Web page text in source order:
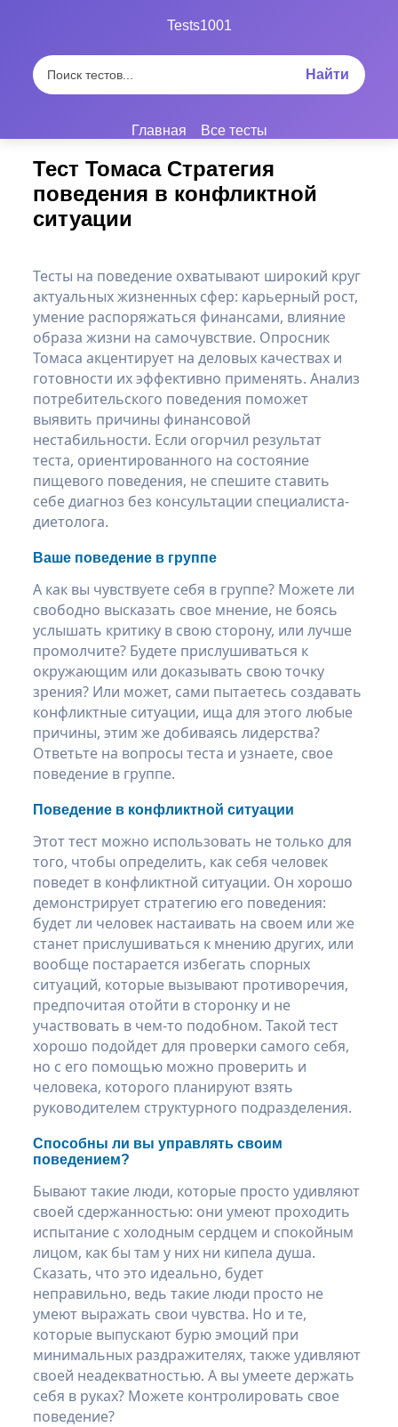
Tests1001
Найти
Главная Все тесты
Тест Томаса Стратегия
поведения в конфликтной
ситуации
Тесты на поведение охватывают широкий круг
актуальных жизненных сфер: карьерный рост,
умение распоряжаться финансами, влияние
образа жизни на самочувствие. Опросник
Томаса акцентирует на деловых качествах и
готовности их эффективно применять. Анализ
потребительского поведения поможет
выявить причины финансовой
нестабильности. Если огорчил результат
теста, ориентированного на состояние
пищевого поведения, не спешите ставить
себе диагноз без консультации специалиста-
диетолога.
Ваше поведение в группе
А как вы чувствуете себя в группе? Можете ли
свободно высказать свое мнение, не боясь
услышать критику в свою сторону, или лучше
промолчите? Будете прислушиваться к
окружающим или доказывать свою точку
зрения? Или может, сами пытаетесь создавать
конфликтные ситуации, ища для этого любые
причины, этим же добиваясь лидерства?
Ответьте на вопросы теста и узнаете, свое
поведение в группе.
Поведение в конфликтной ситуации
Этот тест можно использовать не только для
того, чтобы определить, как себя человек
поведет в конфликтной ситуации. Он хорошо
демонстрирует стратегию его поведения:
будет ли человек настаивать на своем или же
станет прислушиваться к мнению других, или
вообще постарается избегать спорных
ситуаций, которые вызывают противоречия,
предпочитая отойти в сторонку и не
участвовать в чем-то подобном. Такой тест
хорошо подойдет для проверки самого себя,
но с его помощью можно проверить и
человека, которого планируют взять
руководителем структурного подразделения.
Способны ли вы управлять своим
поведением?
Бывают такие люди, которые просто удивляют
своей сдержанностью: они умеют проходить
испытание с холодным сердцем и спокойным
лицом, как бы там у них ни кипела душа.
Сказать, что это идеально, будет
неправильно, ведь такие люди просто не
умеют выражать свои чувства. Но и те,
которые выпускают бурю эмоций при
минимальных раздражителях, также удивляют
своей неадекватностью. А вы умеете держать
себя в руках? Можете контролировать свое
поведение?